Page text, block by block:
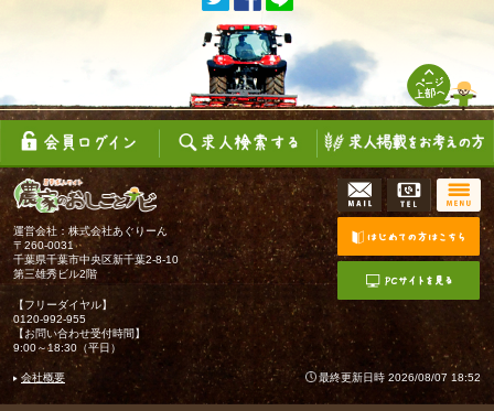
運営会社：株式会社あぐりーん
〒260-0031
千葉県千葉市中央区新千葉2-8-10
第三雄秀ビル2階
【フリーダイヤル】
0120-992-955
【お問い合わせ受付時間】
9:00～18:30（平日）
会社概要 最終更新日時 2026/08/07 18:52